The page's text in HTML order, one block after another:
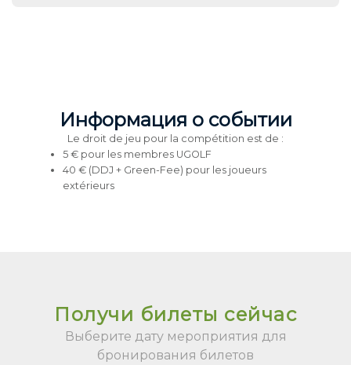
Информация о событии
Le droit de jeu pour la compétition est de :
5 € pour les membres UGOLF
40 € (DDJ + Green-Fee) pour les joueurs
extérieurs
Получи билеты сейчас
Выберите дату мероприятия для
бронирования билетов